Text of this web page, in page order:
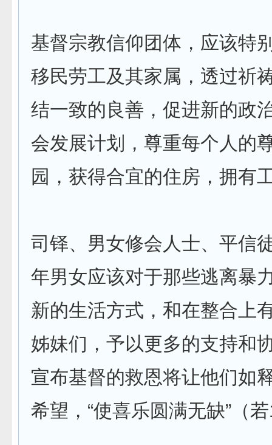
基督宗教信仰团体，应该特
移民劳工及其家属，透过祈
结一致的良善，促进新的政
会发展计划，尊重每个人的
园，获得合宜的住房，拥有
司铎、男女修会人士、平信
年男女应该对于那些逃离暴
新的生活方式，和在整合上
姊妹们，予以更多的支持和
宣布基督的救恩将让他们如
希望，“使喜乐圆满无缺”（